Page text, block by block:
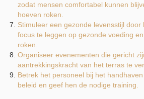
zodat mensen comfortabel kunnen
hoeven roken.
Stimuleer een gezonde levensstijl door
focus te leggen op gezonde voeding
roken.
Organiseer evenementen die gericht
aantrekkingskracht van het terras te
Betrek het personeel bij het
beleid en geef hen de nodige training.